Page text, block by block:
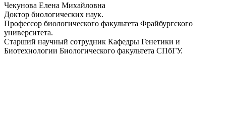
Чекунова Елена Михайловна
Доктор биологических наук.
Профессор биологического факультета Фрайбургского
университета.
Старший научный сотрудник Кафедры Генетики и
Биотехнологии Биологического факультета СПбГУ.